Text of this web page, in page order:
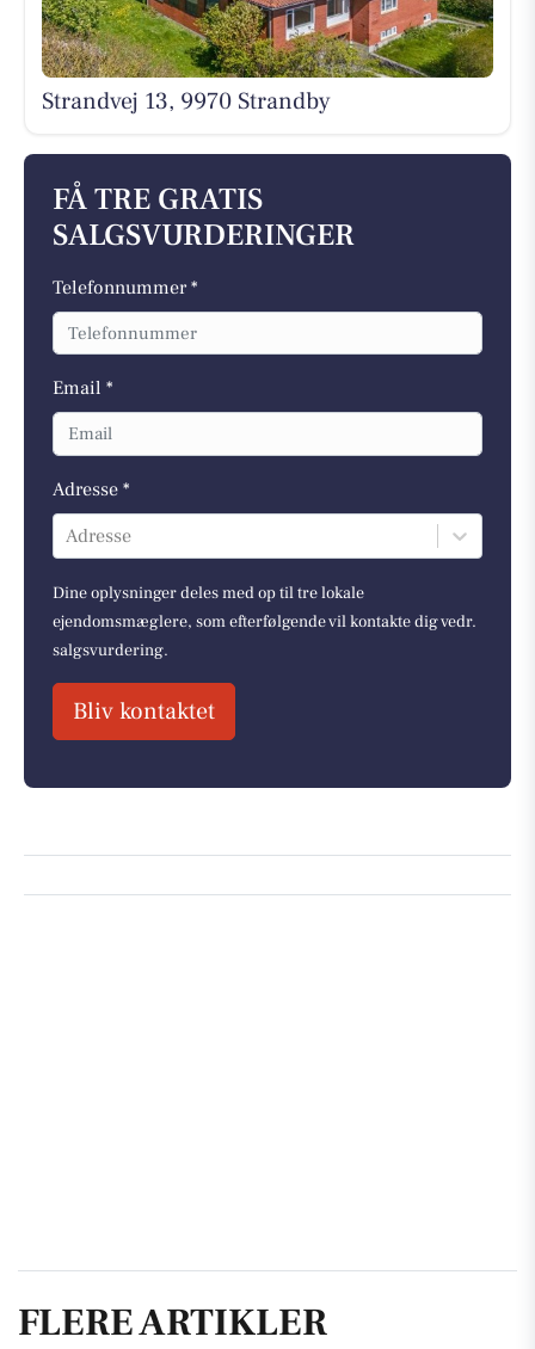
Strandvej 13, 9970 Strandby
FÅ TRE GRATIS
SALGSVURDERINGER
Telefonnummer *
Email *
Adresse *
Adresse
Dine oplysninger deles med op til tre lokale
ejendomsmæglere, som efterfølgende vil kontakte dig vedr.
salgsvurdering.
Bliv kontaktet
FLERE ARTIKLER